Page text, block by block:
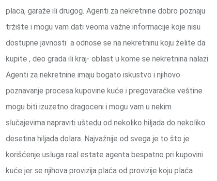
placa, garaže ili drugog. Agenti za nekretnine dobro poznaju
tržište i mogu vam dati veoma važne informacije koje nisu
dostupne javnosti a odnose se na nekretninu koju želite da
kupite , deo grada ili kraj- oblast u kome se nekretnina nalazi.
Agenti za nekretnine imaju bogato iskustvo i njihovo
poznavanje procesa kupovine kuće i pregovaračke veštine
mogu biti izuzetno dragoceni i mogu vam u nekim
slučajevima napraviti uštedu od nekoliko hiljada do nekoliko
desetina hiljada dolara. Najvažnije od svega je to što je
korišćenje usluga real estate agenta bespatno pri kupovini
kuće jer se njihova provizija plaća od provizije koju plaća